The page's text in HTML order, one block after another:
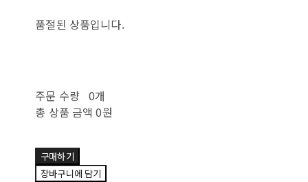
품절된 상품입니다.
주문 수량 0개
총 상품 금액 0원
구매하기
장바구니에 담기